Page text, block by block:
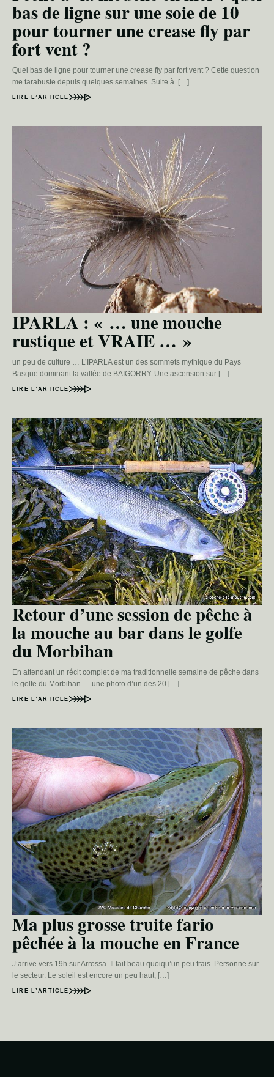
bas de ligne sur une soie de 10
pour tourner une crease fly par
fort vent ?
Quel bas de ligne pour tourner une crease fly par fort vent ? Cette question
me tarabuste depuis quelques semaines. Suite à […]
LIRE L’ARTICLE
IPARLA : « … une mouche
rustique et VRAIE … »
un peu de culture … L’IPARLA est un des sommets mythique du Pays
Basque dominant la vallée de BAIGORRY. Une ascension sur […]
LIRE L’ARTICLE
Retour d’une session de pêche à
la mouche au bar dans le golfe
du Morbihan
En attendant un récit complet de ma traditionnelle semaine de pêche dans
le golfe du Morbihan … une photo d’un des 20 […]
LIRE L’ARTICLE
Ma plus grosse truite fario
pêchée à la mouche en France
J’arrive vers 19h sur Arrossa. Il fait beau quoiqu’un peu frais. Personne sur
le secteur. Le soleil est encore un peu haut, […]
LIRE L’ARTICLE